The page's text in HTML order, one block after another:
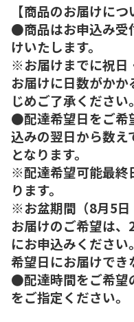
【商品のお届けにつ
●商品はお申込み受
けいたします。
※お届けまでに祝日
お届けに日数がか
じめご了承ください。
●配達希望日をご希
込みの翌日から数
となります。
※配達希望可能最終
ります。
※お盆期間（8月5日
お届けのご希望は
にお申込みくださ
希望日にお届けでき
●配達時間をご希望
をご指定ください。